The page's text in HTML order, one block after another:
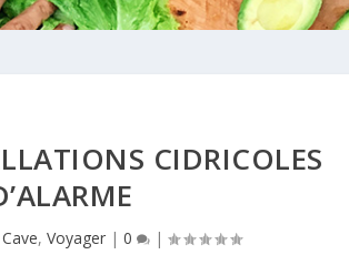
CIDRICOLES
Cave,Voyager |0 |